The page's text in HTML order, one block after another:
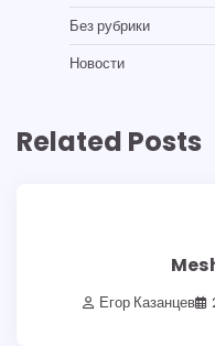
Без рубрики
Новости
Related Posts
Егор Казанцев